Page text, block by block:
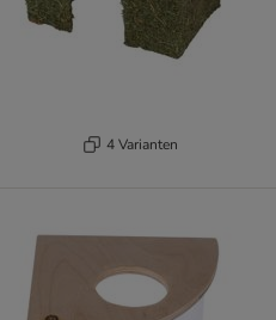
4 Varianten